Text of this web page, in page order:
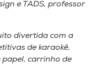
e TADS, professor
divertida com a
de karaokê,
papel, carrinho de